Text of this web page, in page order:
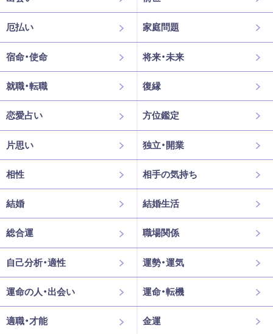
厄払い 家庭問題
宿命・使命 将来・未来
就職・転職 復縁
恋愛占い 方位鑑定
片思い 独立・開業
相性 相手の気持ち
結婚 結婚生活
総合運 職場関係
自己分析・適性 運勢・運気
運命の人・出会い 運命・転機
適職・才能 金運